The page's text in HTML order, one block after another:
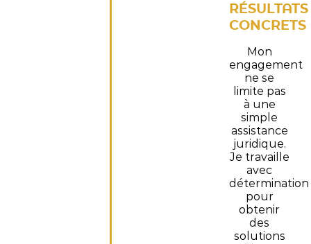
RÉSULTATS
CONCRETS
Mon
engagement
ne se
limite pas
à une
simple
assistance
juridique.
Je travaille
avec
détermination
pour
obtenir
des
solutions